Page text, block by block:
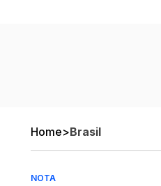
Home>Brasil
NOTA